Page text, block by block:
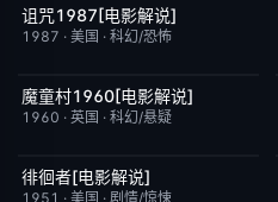
已完结
诅咒1987[电影解说]
1987 · 美国 · 科幻/恐怖
已完结
魔童村1960[电影解说]
1960 · 英国 · 科幻/悬疑
已完结
徘徊者[电影解说]
1951 · 美国 · 剧情/惊悚